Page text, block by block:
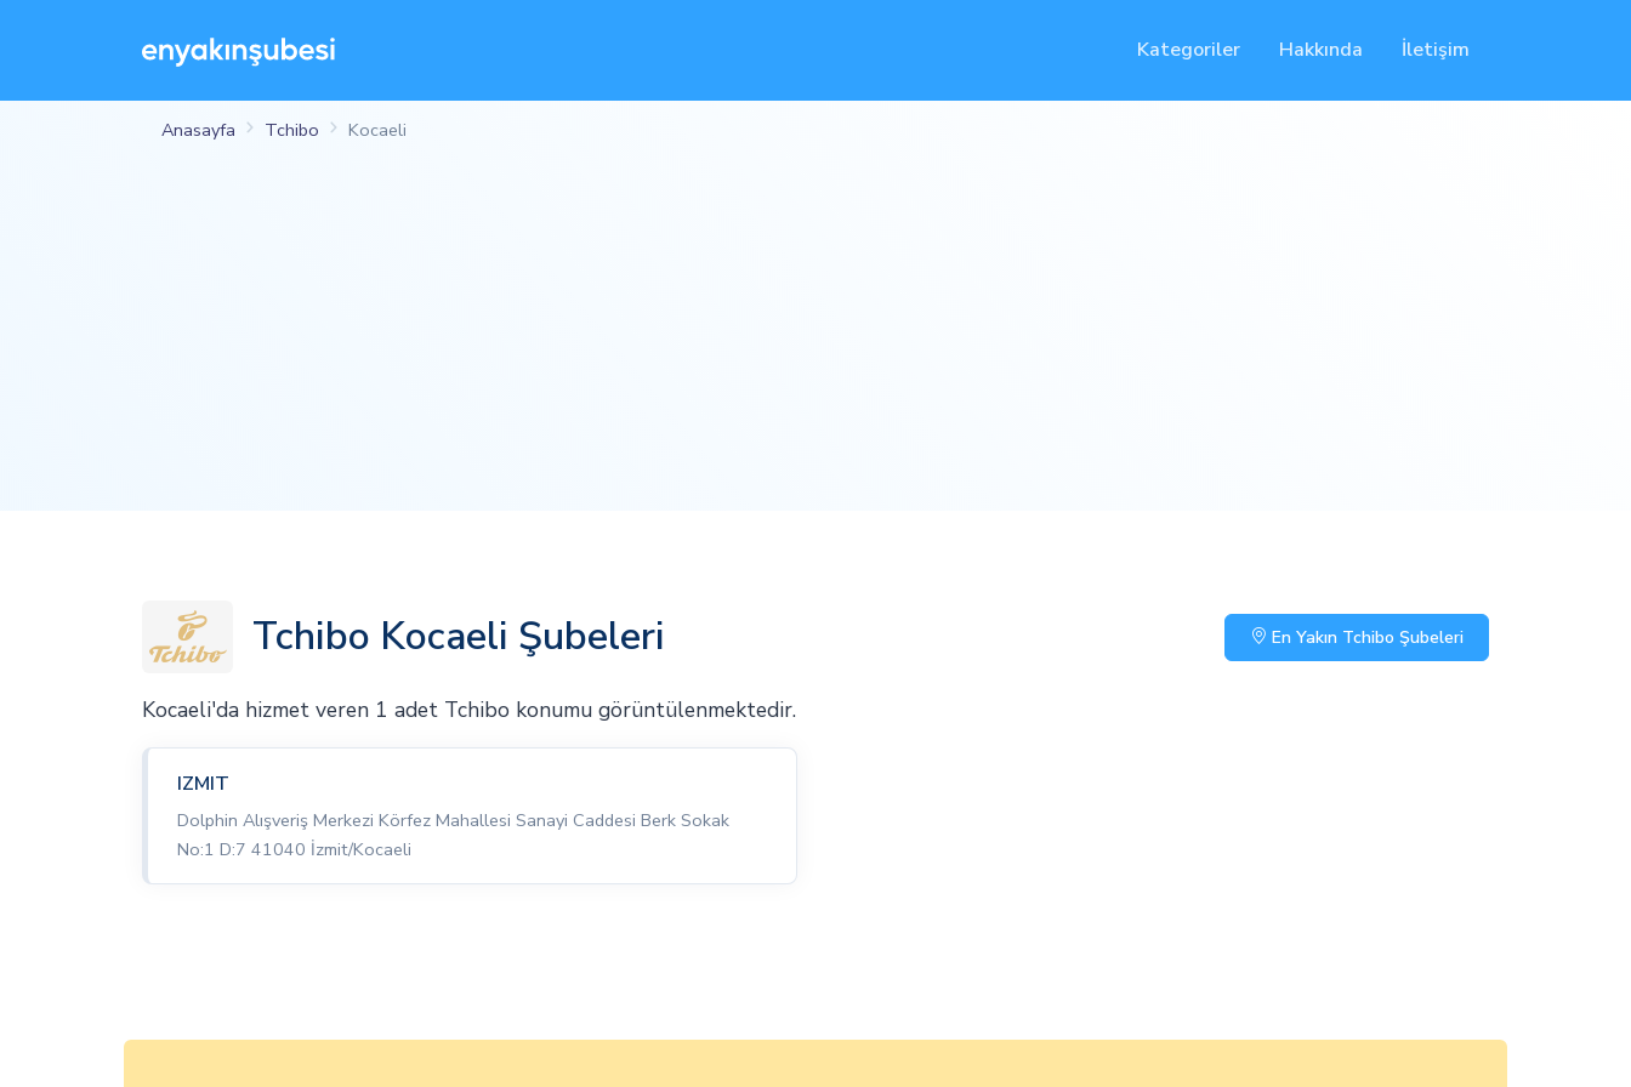
Kategoriler Hakkında İletişim
Anasayfa Tchibo Kocaeli
Tchibo Kocaeli Şubeleri En Yakın Tchibo Şubeleri
Kocaeli'da hizmet veren 1 adet Tchibo konumu görüntülenmektedir.
IZMIT
Dolphin Alışveriş Merkezi Körfez Mahallesi Sanayi Caddesi Berk Sokak
No:1 D:7 41040 İzmit/Kocaeli